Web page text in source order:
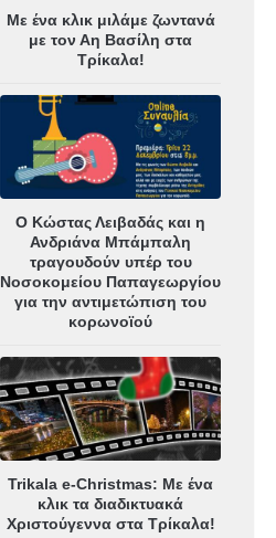
Με ένα κλικ μιλάμε ζωντανά
με τον Αη Βασίλη στα
Τρίκαλα!
Ο Κώστας Λειβαδάς και η
Ανδριάνα Μπάμπαλη
τραγουδούν υπέρ του
Νοσοκομείου Παπαγεωργίου
για την αντιμετώπιση του
κορωνοϊού
Trikala e-Christmas: Με ένα
κλικ τα διαδικτυακά
Χριστούγεννα στα Τρίκαλα!